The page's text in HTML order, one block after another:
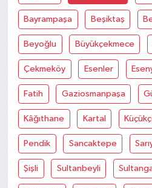
Bayrampaşa Beşiktaş
Beyoğlu Büyükçekmece
Çekmeköy Esenler
Fatih Gaziosmanpaşa
Kâğıthane Kartal
Pendik Sancaktepe
Şişli Sultanbeyli